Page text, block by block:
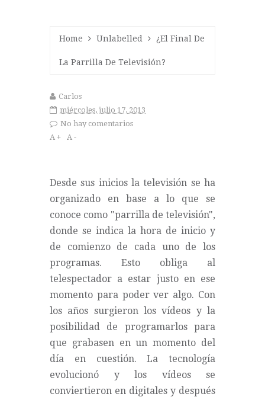
Home Unlabelled ¿El Final De
La Parrilla De Televisión?
Carlos
miércoles, julio 17, 2013
No hay comentarios
A +
A -
Desde sus inicios la televisión se ha
organizado en base a lo que se
conoce como "parrilla de televisión",
donde se indica la hora de inicio y
de comienzo de cada uno de los
programas. Esto obliga al
telespectador a estar justo en ese
momento para poder ver algo. Con
los años surgieron los vídeos y la
posibilidad de programarlos para
que grabasen en un momento del
día en cuestión. La tecnología
evolucionó y los vídeos se
conviertieron en digitales y después